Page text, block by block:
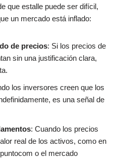
que estalle puede ser difícil,
un mercado está inflado:
de precios: Si los precios de
sin una justificación clara,
los inversores creen que los
es una señal de
: Cuando los precios
real de los activos, como en
o el mercado